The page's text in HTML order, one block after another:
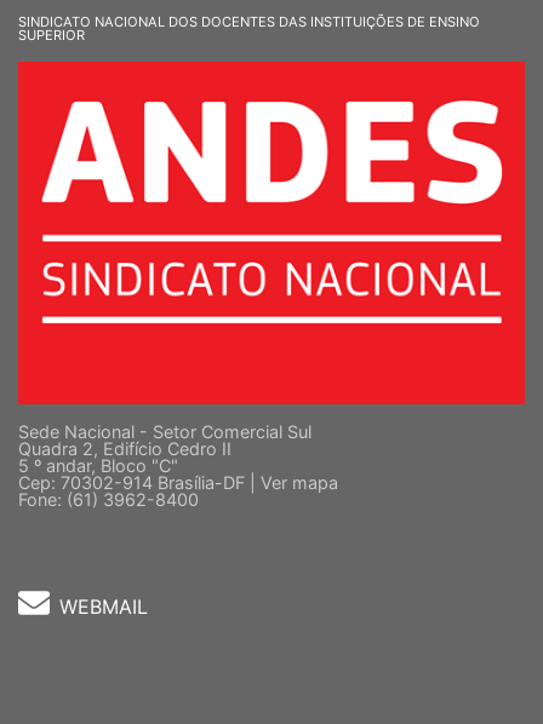
SINDICATO NACIONAL DOS DOCENTES DAS INSTITUIÇÕES DE ENSINO
SUPERIOR
Sede Nacional - Setor Comercial Sul
Quadra 2, Edifício Cedro II
5 º andar, Bloco "C"
Cep: 70302-914 Brasília-DF | Ver mapa
Fone: (61) 3962-8400
WEBMAIL